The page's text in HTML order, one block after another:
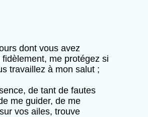
dont vous avez
me protégez si
travaillez à mon salut ;
de tant de fautes
me guider, de me
vos ailes, trouve